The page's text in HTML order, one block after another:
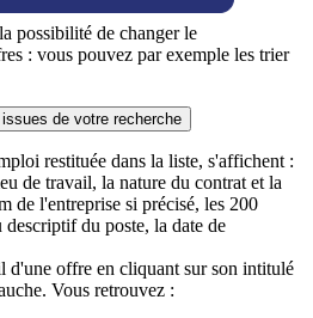
possibilité de changer le
: vous pouvez par exemple les trier
de votre recherche
restituée dans la liste, s'affichent :
de travail, la nature du contrat et la
de l'entreprise si précisé, les 200
descriptif du poste, la date de
d'une offre en cliquant sur son intitulé
Vous retrouvez :